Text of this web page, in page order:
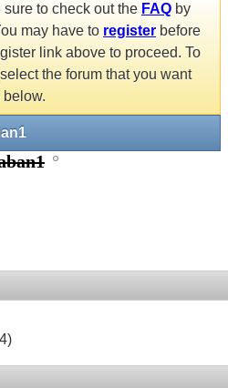
sure to check out the FAQ by
may have to register before
link above to proceed. To
the forum that you want